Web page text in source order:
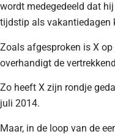
wordt medegedeeld dat
tijdstip als vakantiedagen
Zoals afgesproken is X
overhandigt de
Zo heeft X zijn rondje
juli 2014.
Maar, in de loop van de